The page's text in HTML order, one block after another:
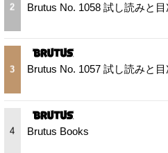
2 Brutus No. 1058 試し読みと目
3 Brutus No. 1057 試し読みと目
4 Brutus Books